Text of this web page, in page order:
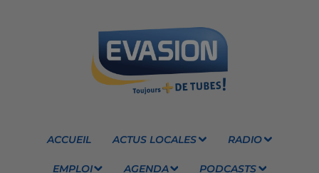
ACCUEIL ACTUS LOCALES RADIO
EMPLOI AGENDA PODCASTS